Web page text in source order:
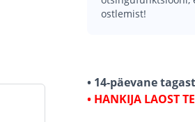
ostlemist!
• 14-päevane
• HANKIJA LAOST